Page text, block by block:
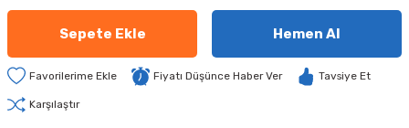
Sepete Ekle Hemen Al
Fiyatı Düşünce Haber Ver Tavsiye Et
Karşılaştır